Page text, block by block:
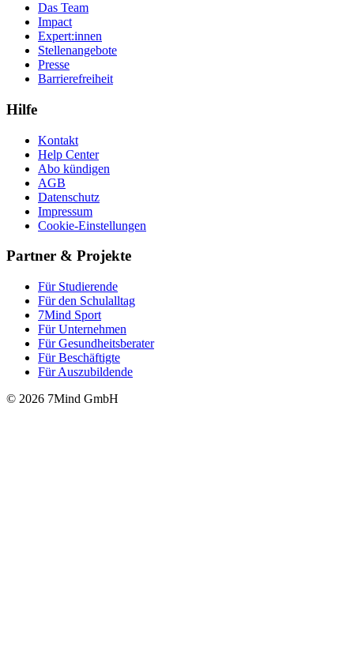
Das Team
Impact
Expert:innen
Stellenangebote
Presse
Barrierefreiheit
Hilfe
Kontakt
Help Center
Abo kündigen
AGB
Datenschutz
Impressum
Cookie-Einstellungen
Partner & Projekte
Für Stu­die­rende
Für den Schulalltag
7Mind Sport
Für Unter­neh­men
Für Gesund­heits­be­ra­ter
Für Beschäftigte
Für Auszubildende
© 2026 7Mind GmbH